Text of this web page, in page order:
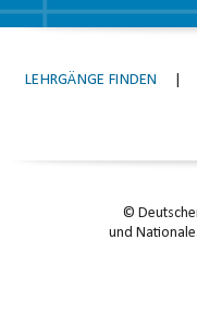
LEHRGÄNGE FINDEN
©
und